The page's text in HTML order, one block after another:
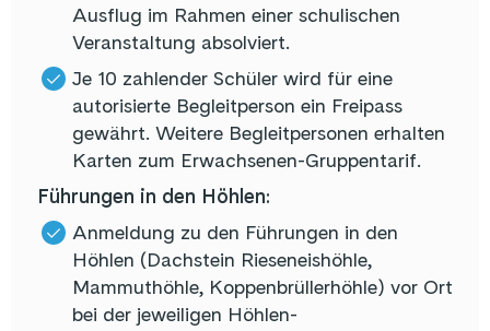
Ausflug im Rahmen einer schulischen
Veranstaltung absolviert.
Je 10 zahlender Schüler wird für eine
autorisierte Begleitperson ein Freipass
gewährt. Weitere Begleitpersonen erhalten
Karten zum Erwachsenen-Gruppentarif.
Führungen in den Höhlen:
Anmeldung zu den Führungen in den
Höhlen (Dachstein Rieseneishöhle,
Mammuthöhle, Koppenbrüllerhöhle) vor Ort
bei der jeweiligen Höhlen-